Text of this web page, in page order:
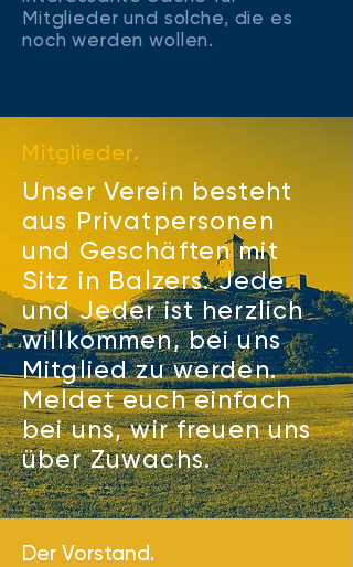
Mitglieder und solche, die es
noch werden wollen.
Mitglieder.
Unser Verein besteht
aus Privatpersonen
und Geschäften mit
Sitz in Balzers. Jede
und Jeder ist herzlich
willkommen, bei uns
Mitglied zu werden.
Meldet euch einfach
bei uns, wir freuen uns
über Zuwachs.
Der Vorstand.